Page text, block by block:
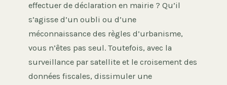
effectuer de déclaration en mairie ? Qu’il
s’agisse d’un oubli ou d’une
méconnaissance des règles d’urbanisme,
vous n’êtes pas seul. Toutefois, avec la
surveillance par satellite et le croisement des
données fiscales, dissimuler une